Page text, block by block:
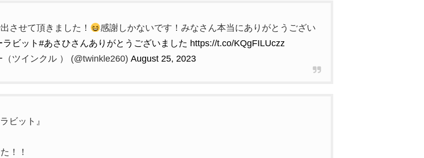
させて頂きました！
感謝しかないです！みなさん本当にありがとうござい
ビット #あさひさんありがとうございました https://t.co/KQgFILUczz
ツインクル ） (@twinkle260) August 25, 2023
ビット』
！！